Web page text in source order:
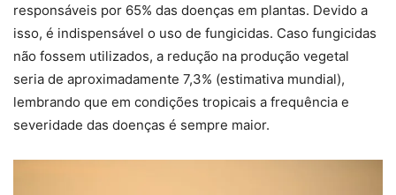
responsáveis por 65% das doenças em plantas. Devido a
isso, é indispensável o uso de fungicidas. Caso fungicidas
não fossem utilizados, a redução na produção vegetal
seria de aproximadamente 7,3% (estimativa mundial),
lembrando que em condições tropicais a frequência e
severidade das doenças é sempre maior.